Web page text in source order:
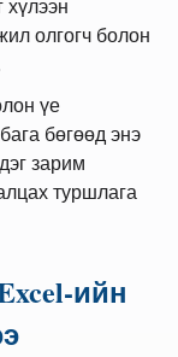
хүлээн
олгогч болон
үе
бөгөөд энэ
зарим
туршлага
ийн